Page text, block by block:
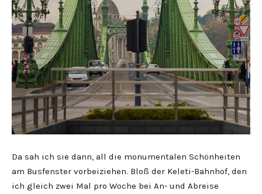
Da sah ich sie dann, all die monumentalen Schönheiten
am Busfenster vorbeiziehen. Bloß der Keleti-Bahnhof, den
ich gleich zwei Mal pro Woche bei An- und Abreise